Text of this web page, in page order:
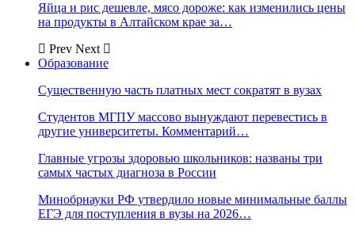
Яйца и рис дешевле, мясо дороже: как изменились цены
на продукты в Алтайском крае за…
Prev Next
Образование
Существенную часть платных мест сократят в вузах
Студентов МГПУ массово вынуждают перевестись в
другие университеты. Комментарий…
Главные угрозы здоровью школьников: названы три
самых частых диагноза в России
Минобрнауки РФ утвердило новые минимальные баллы
ЕГЭ для поступления в вузы на 2026…